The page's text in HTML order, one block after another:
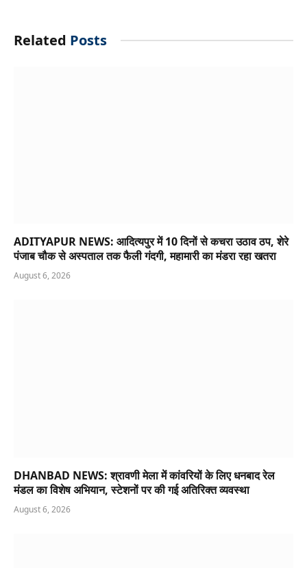
Related Posts
ADITYAPUR NEWS: आदित्यपुर में 10 दिनों से कचरा उठाव ठप, शेरे
पंजाब चौक से अस्पताल तक फैली गंदगी, महामारी का मंडरा रहा खतरा
August 6, 2026
DHANBAD NEWS: श्रावणी मेला में कांवरियों के लिए धनबाद रेल
मंडल का विशेष अभियान, स्टेशनों पर की गई अतिरिक्त व्यवस्था
August 6, 2026